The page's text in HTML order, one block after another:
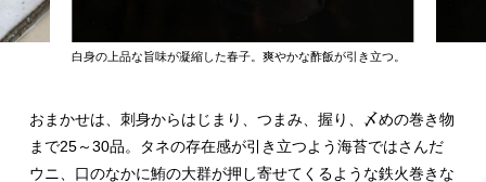
白身の上品な旨味が凝縮した春子。爽やかな酢飯が引き立つ。
おまかせは、刺身からはじまり、つまみ、握り、〆めの巻き物
まで25～30品。タネの存在感が引き立つよう海苔ではさんだ
ウニ、口のなかに鮪の大群が押し寄せてくるような鉄火巻きな